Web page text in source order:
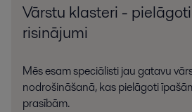
Vārstu klasteri -
risinājumi
Mēs esam speciālisti jau gatavu
nodrošināšanā, kas pielāgoti
prasībām.